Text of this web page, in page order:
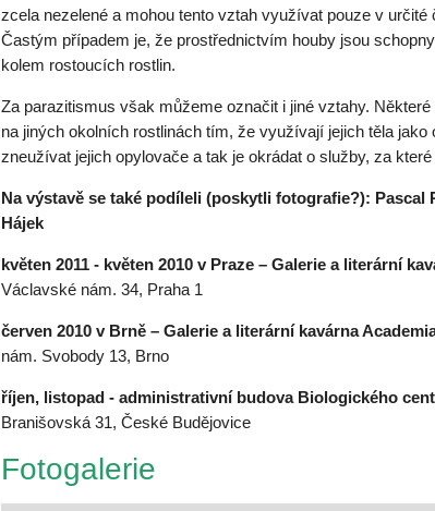
zcela nezelené a mohou tento vztah využívat pouze v
Častým případem je, že prostřednictvím houby jsou
kolem rostoucích rostlin.
Za parazitismus však můžeme označit i jiné vztahy.
na jiných okolních rostlinách tím, že využívají jejich těla jako
zneužívat jejich opylovače a tak je okrádat o služby, za
Na výstavě se také podíleli (poskytli fotografie?): Pascal
Hájek
květen 2011 - květen 2010 v Praze – Galerie a literární
Václavské nám. 34, Praha 1
červen 2010 v Brně – Galerie a literární kavárna
nám. Svobody 13, Brno
říjen, listopad - administrativní budova Biologického
Branišovská 31, České Budějovice
Fotogalerie